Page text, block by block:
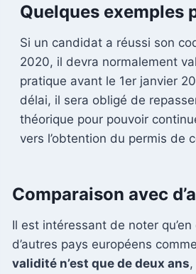
Quelques exemples
Si un candidat a réussi son
2020, il devra normalement
pratique avant le 1er janvier
délai, il sera obligé de
théorique pour pouvoir
vers l’obtention du permis de
Comparaison avec
Il est intéressant de noter
d’autres pays européens
validité n’est que de deux ans